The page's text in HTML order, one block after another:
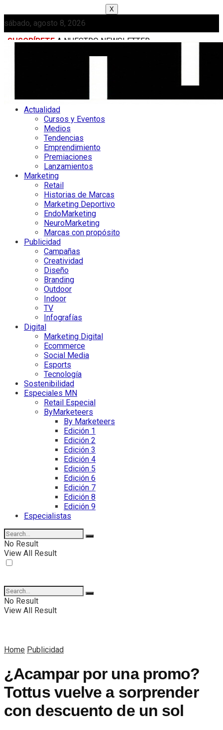
X
sábado, agosto 8, 2026
SUSCRÍBETE A NUESTRO NEWSLETTER
Actualidad
Cursos y Eventos
Medios
Tendencias
Emprendimiento
Premiaciones
Lanzamientos
Marketing
Retail
Historias de Marcas
Marketing Deportivo
EndoMarketing
NeuroMarketing
Marcas con propósito
Publicidad
Campañas
Creatividad
Diseño
Branding
Outdoor
Indoor
TV
Infografías
Digital
Marketing Digital
Ecommerce
Social Media
Esports
Tecnología
Sostenibilidad
Especiales MN
Retail Especial
ByMarketeers
By Marketeers
Edición 1
Edición 2
Edición 3
Edición 4
Edición 5
Edición 6
Edición 7
Edición 8
Edición 9
Especialistas
No Result
View All Result
No Result
View All Result
Home Publicidad
¿Acampar por una promo?
Tottus vuelve a sorprender
con descuento de un sol